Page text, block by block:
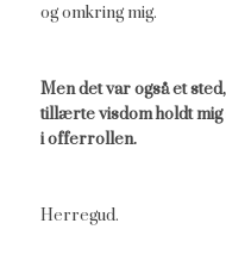
og omkring mig.
Men det var også et
tillærte visdom holdt mig
i offerrollen.
Herregud.